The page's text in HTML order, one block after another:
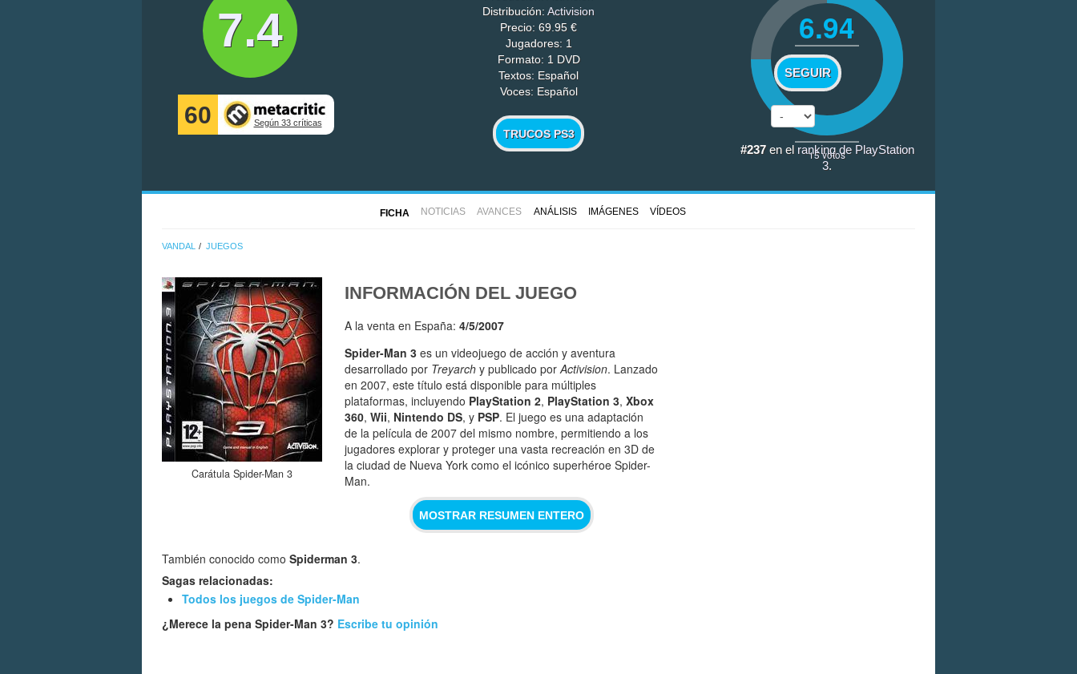
7.4
60 Según 33 críticas
Distribución: Activision
Precio: 69.95 €
Jugadores: 1
Formato: 1 DVD
Textos: Español
Voces: Español
TRUCOS PS3
6.94
SEGUIR
15votos
#237en el ranking de PlayStation
3.
FICHA NOTICIAS AVANCES ANÁLISIS IMÁGENES VÍDEOS
VANDAL JUEGOS
Carátula Spider-Man 3
INFORMACIÓN DEL JUEGO
A la venta en España: 4/5/2007
Spider-Man 3 es un videojuego de acción y aventura
desarrollado por Treyarch y publicado porActivision. Lanzado
en 2007, este título está disponible para múltiples
plataformas, incluyendo PlayStation 2, PlayStation 3, Xbox
360, Wii, Nintendo DS, y PSP. El juego es una adaptación
de la película de 2007 del mismo nombre, permitiendo a los
jugadores explorar y proteger una vasta recreación en 3D de
la ciudad de Nueva York como el icónico superhéroe Spider-
Man.
MOSTRAR RESUMEN ENTERO
También conocido como Spiderman 3.
Sagas relacionadas:
Todos los juegos de Spider-Man
¿Merece la pena Spider-Man 3? Escribe tu opinión